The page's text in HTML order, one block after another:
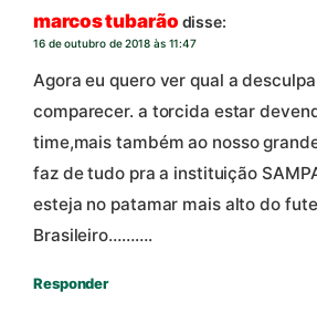
marcos tubarão disse:
16 de outubro de 2018 às 11:47
Agora eu quero ver qual a
comparecer. a torcida estar
time,mais também ao nosso
faz de tudo pra a instituição
esteja no patamar mais alto do
Brasileiro……….
Responder